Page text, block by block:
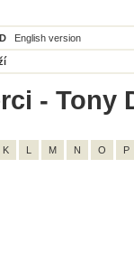
English version
- Tony
K L M N O P